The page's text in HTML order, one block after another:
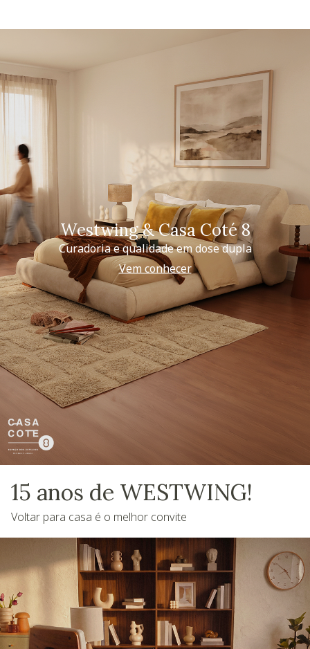
Westwing & Casa Coté 8
Curadoria e qualidade em dose dupla
Vem conhecer
15 anos de WESTWING!
Voltar para casa é o melhor convite